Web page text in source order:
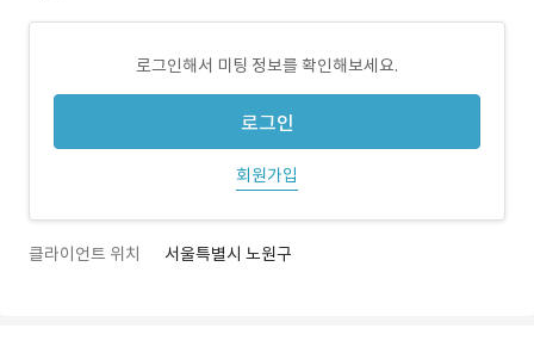
로그인해서 미팅 정보를 확인해보세요.
로그인
회원가입
클라이언트 위치 서울특별시 노원구